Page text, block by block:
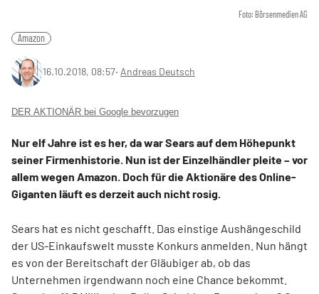
Foto: Börsenmedien AG
Amazon
16.10.2018, 08:57‧ Andreas Deutsch
DER AKTIONÄR bei Google bevorzugen
Nur elf Jahre ist es her, da war Sears auf dem Höhepunkt
seiner Firmenhistorie. Nun ist der Einzelhändler pleite – vor
allem wegen Amazon. Doch für die Aktionäre des Online-
Giganten läuft es derzeit auch nicht rosig.
Sears hat es nicht geschafft. Das einstige Aushängeschild
der US-Einkaufswelt musste Konkurs anmelden. Nun hängt
es von der Bereitschaft der Gläubiger ab, ob das
Unternehmen irgendwann noch eine Chance bekommt.